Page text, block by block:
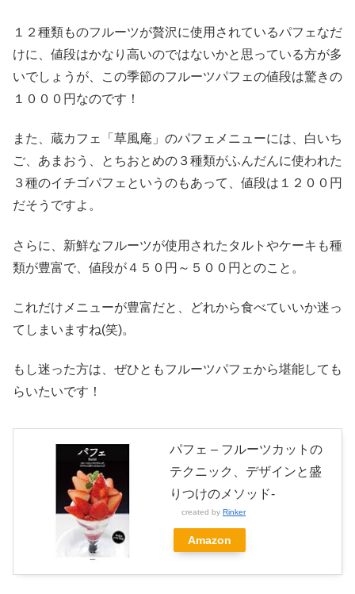
１２種類ものフルーツが贅沢に使用されているパフェなだ
けに、値段はかなり高いのではないかと思っている方が多
いでしょうが、この季節のフルーツパフェの値段は驚きの
１０００円なのです！
また、蔵カフェ「草風庵」のパフェメニューには、白いち
ご、あまおう、とちおとめの３種類がふんだんに使われた
３種のイチゴパフェというのもあって、値段は１２００円
だそうですよ。
さらに、新鮮なフルーツが使用されたタルトやケーキも種
類が豊富で、値段が４５０円～５００円とのこと。
これだけメニューが豊富だと、どれから食べていいか迷っ
てしまいますね(笑)。
もし迷った方は、ぜひともフルーツパフェから堪能しても
らいたいです！
パフェ – フルーツカットの
テクニック、デザインと盛
りつけのメソッド-
created by Rinker
Amazon